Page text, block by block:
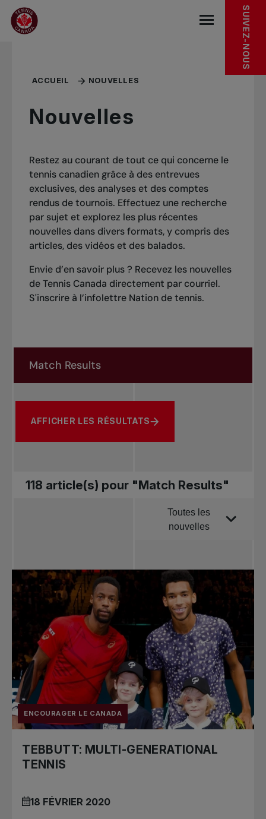
Sauter au menu principal
Sauter au contenu principal
Sauter au pied de page SUIVEZ-NOUS
ACCUEIL NOUVELLES
Nouvelles
Restez au courant de tout ce qui concerne le
tennis canadien grâce à des entrevues
exclusives, des analyses et des comptes
rendus de tournois. Effectuez une recherche
par sujet et explorez les plus récentes
nouvelles dans divers formats, y compris des
articles, des vidéos et des balados.
Envie d’en savoir plus ? Recevez les nouvelles
de Tennis Canada directement par courriel.
S'inscrire à l’infolettre Nation de tennis.
Rechercher par sujet, joueur ou autre
AFFICHER LES RÉSULTATS
118 article(s) pour "Match Results"
Trier parToutes les
nouvelles
nouvelles
Tennis
professionnel
Redéfinir le jeu
Tournois
nationaux
ENCOURAGER LE CANADA
TEBBUTT: MULTI-GENERATIONAL
TENNIS
18 FÉVRIER 2020